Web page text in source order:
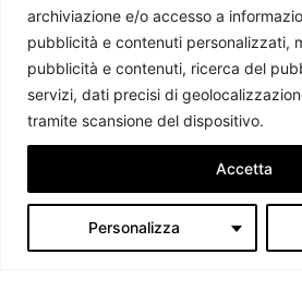
archiviazione e/o accesso a
pubblicità e contenuti personalizzati,
pubblicità e contenuti, ricerca del
servizi, dati precisi di
tramite scansione del dispositivo.
Personalizza
Accetta
Chiara Salvò 21 Aprile 2026